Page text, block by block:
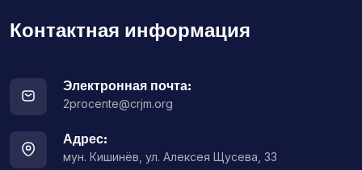
Контактная информация
Электронная почта:
2procente@crjm.org
Адрес:
мун. Кишинёв, ул. Алексея Щусева, 33